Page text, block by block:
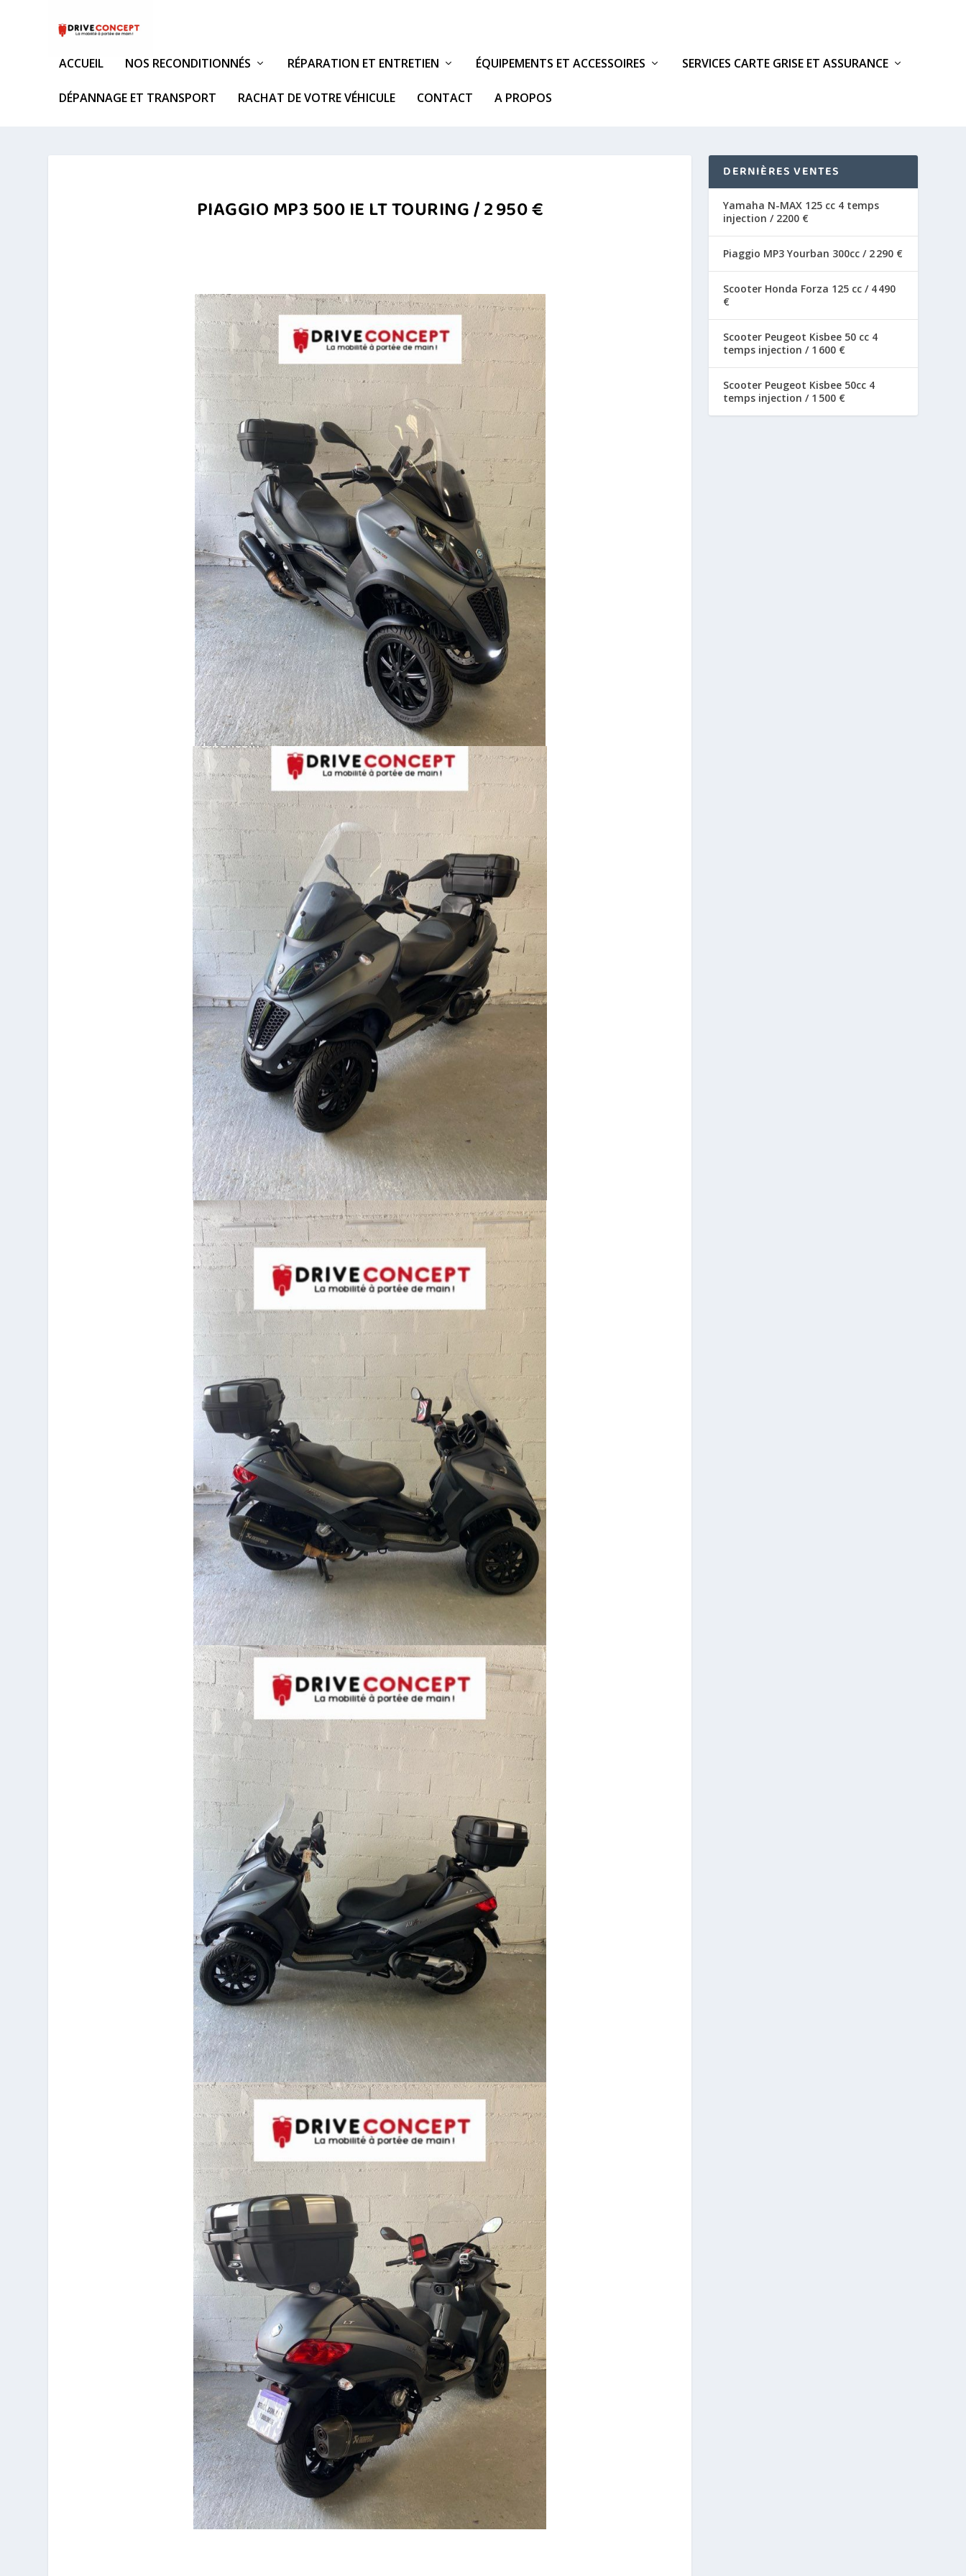
ACCUEIL NOS RECONDITIONNÉS RÉPARATION ET ENTRETIEN ÉQUIPEMENTS ET ACCESSOIRES SERVICES CARTE GRISE ET ASSURANCE
DÉPANNAGE ET TRANSPORT RACHAT DE VOTRE VÉHICULE CONTACT A PROPOS
PIAGGIO MP3 500 IE LT TOURING / 2 950 €
DERNIÈRES VENTES
Yamaha N-MAX 125 cc 4 temps
injection / 2200 €
Piaggio MP3 Yourban 300cc / 2 290 €
Scooter Honda Forza 125 cc / 4 490
€
Scooter Peugeot Kisbee 50 cc 4
temps injection / 1 600 €
Scooter Peugeot Kisbee 50cc 4
temps injection / 1 500 €